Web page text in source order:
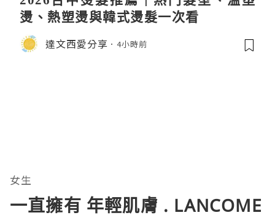
燙、熱塑燙與韓式燙髮一次看
達文西愛分享 4小時前
女生
一直擁有 年輕肌膚 . LANCOME